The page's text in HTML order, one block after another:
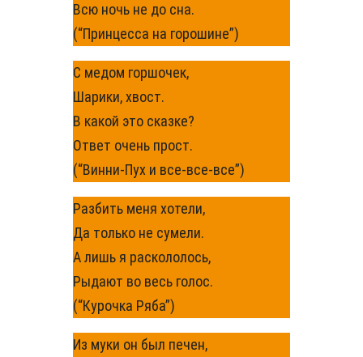
Всю ночь не до сна.
(“Принцесса на горошине”)
С медом горшочек,
Шарики, хвост.
В какой это сказке?
Ответ очень прост.
(“Винни-Пух и все-все-все”)
Разбить меня хотели,
Да только не сумели.
А лишь я раскололось,
Рыдают во весь голос.
(“Курочка Ряба”)
Из муки он был печен,